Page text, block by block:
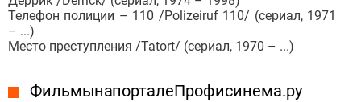
Телефон полиции – 110 /Polizeiruf 110/ (сериал, 1971
– ...)
Место преступления /Tatort/ (сериал, 1970 – ...)
Фильмы на портале Профисинема.ру